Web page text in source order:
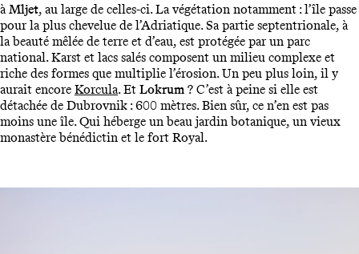
à Mljet, au large de celles-ci. La végétation notamment : l’île passe
pour la plus chevelue de l’Adriatique. Sa partie septentrionale, à
la beauté mêlée de terre et d’eau, est protégée par un parc
national. Karst et lacs salés composent un milieu complexe et
riche des formes que multiplie l’érosion. Un peu plus loin, il y
aurait encore Korcula. Et Lokrum ? C’est à peine si elle est
détachée de Dubrovnik : 600 mètres. Bien sûr, ce n’en est pas
moins une île. Qui héberge un beau jardin botanique, un vieux
monastère bénédictin et le fort Royal.